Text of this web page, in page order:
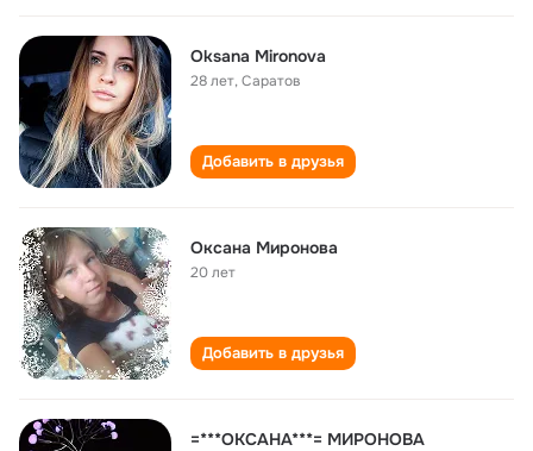
Oksana Mironova
28 лет,Саратов
Добавить в друзья
Оксана Миронова
20 лет
Добавить в друзья
=***ОКСАНА***= МИРОНОВА